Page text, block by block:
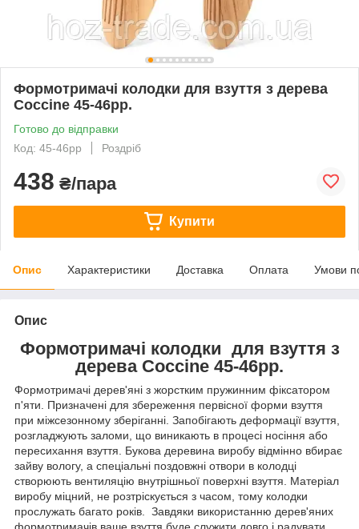
Формотримачі колодки для взуття з дерева
Coccine 45-46рр.
Готово до відправки
Код: 45-46рр
Роздріб
438 ₴/пара
Купити
Опис Характеристики Доставка Оплата Умови
Опис
Формотримачі колодки для взуття з
дерева Coccine 45-46рр.
Формотримачі дерев'яні з жорстким пружинним фіксатором
п'яти. Призначені для збереження первісної форми взуття
при міжсезонному зберіганні. Запобігають деформації взуття,
розгладжують заломи, що виникають в процесі носіння або
пересихання взуття. Букова деревина виробу відмінно вбирає
зайву вологу, а спеціальні поздовжні отвори в колодці
створюють вентиляцію внутрішньої поверхні взуття. Матеріал
виробу міцний, не розтріскується з часом, тому колодки
прослужать багато років. Завдяки використанню дерев'яних
формотримачів ваше взуття буде служити довго і радувати